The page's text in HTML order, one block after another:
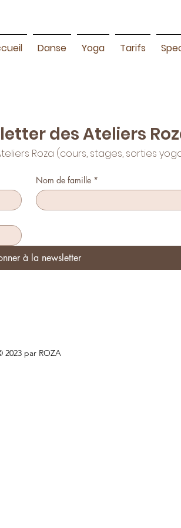
Danse Yoga Tarifs
des Ateliers
Roza (cours, stages, sorties
Nom de famille *
à la newsletter
2023 par ROZA